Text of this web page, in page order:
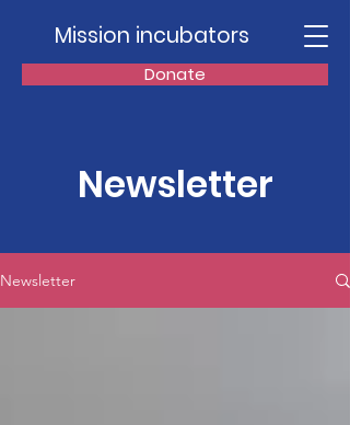
Donate
Mission incubators
Newsletter
Newsletter